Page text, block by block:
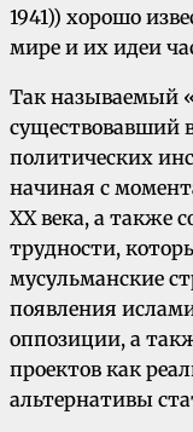
1941)) хорошо
мире и их идеи
Так называемый
существовавший
политических
начиная с
XX века, а также
трудности,
мусульманские
появления
оппозиции, а
проектов как
альтернативы